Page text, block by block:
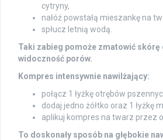
cytryny,
nałóż powstałą mieszankę na
spłucz letnią wodą.
Taki zabieg pomoże zmatowić
widoczność porów.
Kompres intensywnie nawilżający:
połącz 1 łyżkę otrębów
dodaj jedno żółtko oraz 1 łyżkę
aplikuj kompres na twarz przez
To doskonały sposób na głębokie